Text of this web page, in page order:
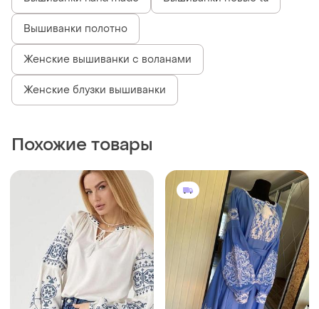
Вышиванки полотно
Женские вышиванки с воланами
Женские блузки вышиванки
Похожие товары